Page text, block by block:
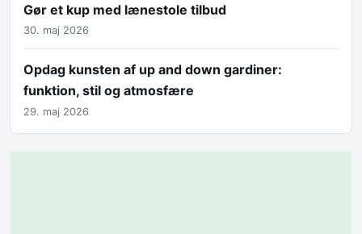
Gør et kup med lænestole tilbud
30. maj 2026
Opdag kunsten af up and down gardiner:
funktion, stil og atmosfære
29. maj 2026